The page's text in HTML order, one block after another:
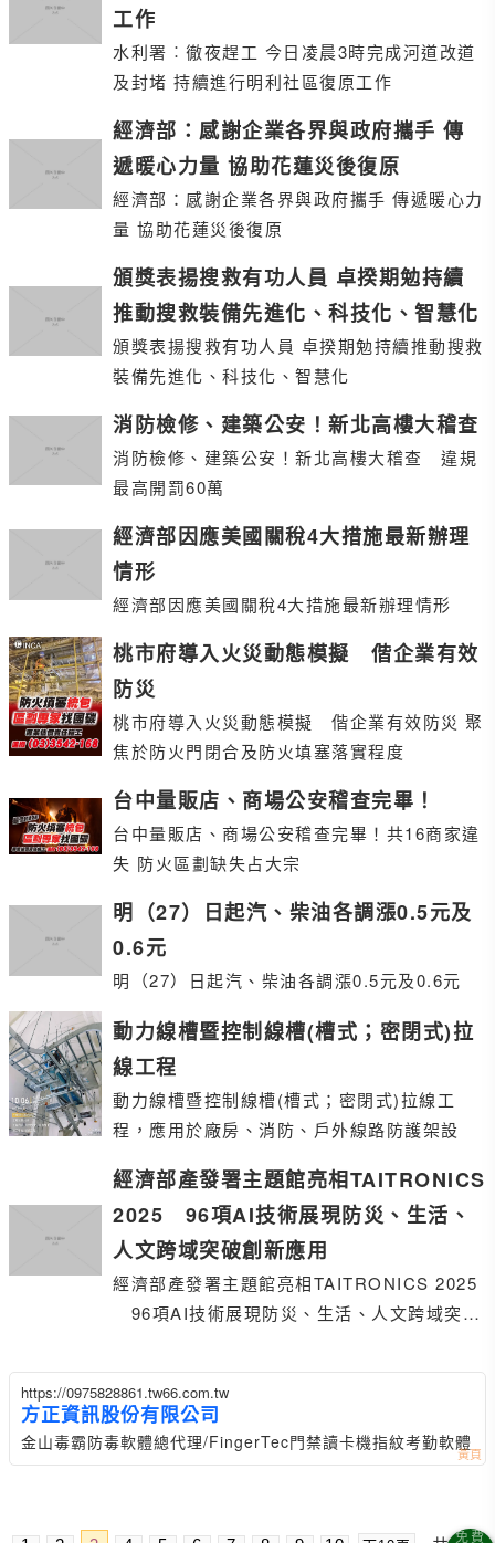
工作
水利署︰徹夜趕工 今日凌晨3時完成河道改道
及封堵 持續進行明利社區復原工作
經濟部：感謝企業各界與政府攜手 傳
遞暖心力量 協助花蓮災後復原
經濟部：感謝企業各界與政府攜手 傳遞暖心力
量 協助花蓮災後復原
頒獎表揚搜救有功人員 卓揆期勉持續
推動搜救裝備先進化、科技化、智慧化
頒獎表揚搜救有功人員 卓揆期勉持續推動搜救
裝備先進化、科技化、智慧化
消防檢修、建築公安！新北高樓大稽查
消防檢修、建築公安！新北高樓大稽查 違規
最高開罰60萬
經濟部因應美國關稅4大措施最新辦理
情形
經濟部因應美國關稅4大措施最新辦理情形
桃市府導入火災動態模擬 偕企業有效
防災
桃市府導入火災動態模擬 偕企業有效防災 聚
焦於防火門閉合及防火填塞落實程度
台中量販店、商場公安稽查完畢！
台中量販店、商場公安稽查完畢！共16商家違
失 防火區劃缺失占大宗
明（27）日起汽、柴油各調漲0.5元及
0.6元
明（27）日起汽、柴油各調漲0.5元及0.6元
動力線槽暨控制線槽(槽式；密閉式)拉
線工程
動力線槽暨控制線槽(槽式；密閉式)拉線工
程，應用於廠房、消防、戶外線路防護架設
經濟部產發署主題館亮相TAITRONICS
2025 96項AI技術展現防災、生活、
人文跨域突破創新應用
經濟部產發署主題館亮相TAITRONICS 2025
96項AI技術展現防災、生活、人文跨域突破
https://0975828861.tw66.com.tw
方正資訊股份有限公司
金山毒霸防毒軟體總代理/FingerTec門禁讀卡機指紋考勤軟體